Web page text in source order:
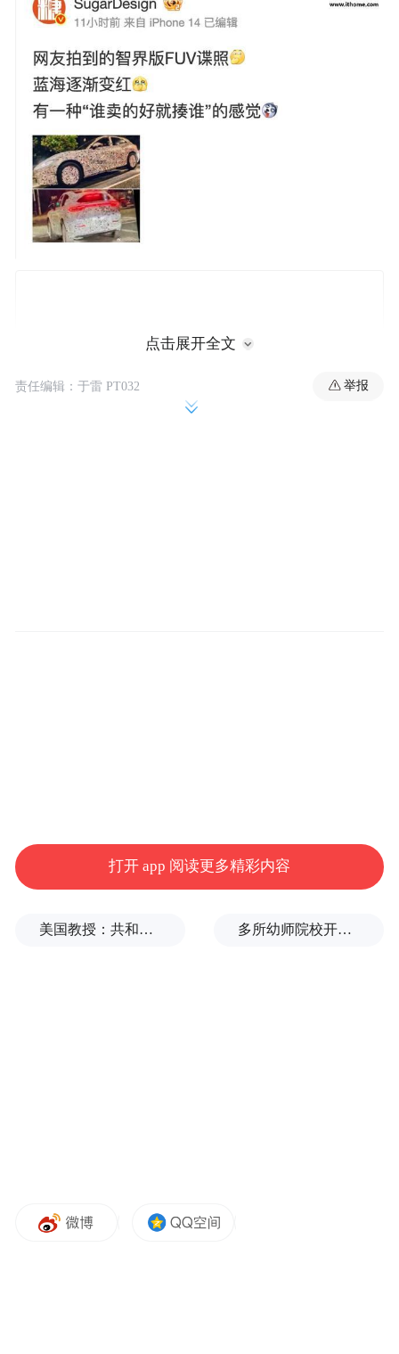
而在今年 4 月有消息称，智界正规划一款轿
标”。这款车或将被送往纽北赛道，挑战一众
点击展开全文
责任编辑：于雷 PT032 举报
打开 app 阅读更多精彩内容
美国教授：共和党中期选举本是逆风局，没想到对手烂成“神助攻” 多所幼师院校开设养老专业